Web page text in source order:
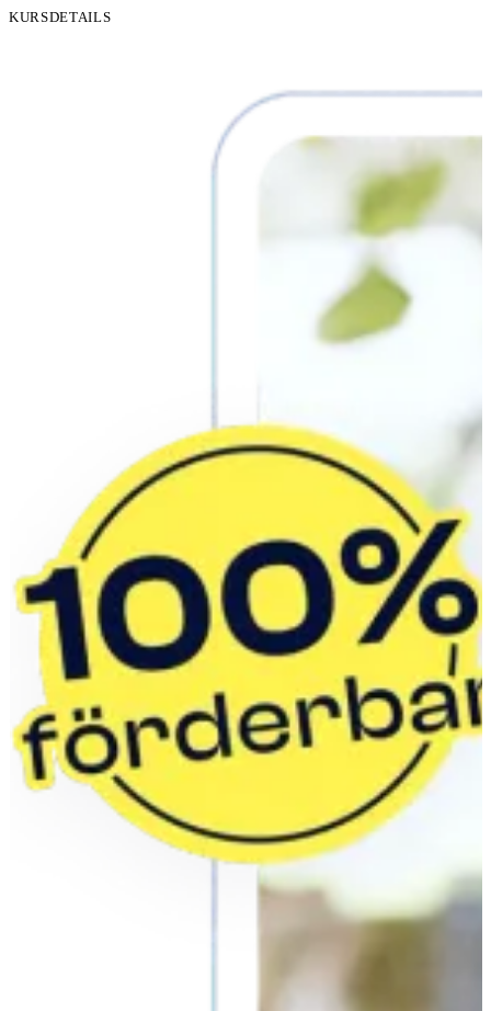
KURSDETAILS